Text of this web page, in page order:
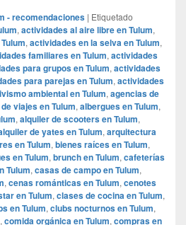
- recomendaciones | Etiquetado
, actividades al aire libre en Tulum,
, actividades en la selva en Tulum,
familiares en Tulum, actividades
para grupos en Tulum, actividades
para parejas en Tulum, actividades
ambiental en Tulum, agencias de
viajes en Tulum, albergues en Tulum,
, alquiler de scooters en Tulum,
de yates en Tulum, arquitectura
en Tulum, bienes raíces en Tulum,
en Tulum, brunch en Tulum, cafeterías
Tulum, casas de campo en Tulum,
, cenas románticas en Tulum, cenotes
en Tulum, clases de cocina en Tulum,
en Tulum, clubs nocturnos en Tulum,
, comida orgánica en Tulum, compras en